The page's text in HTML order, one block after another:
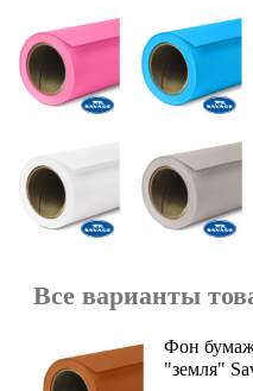
Все варианты
Фон
"земля"